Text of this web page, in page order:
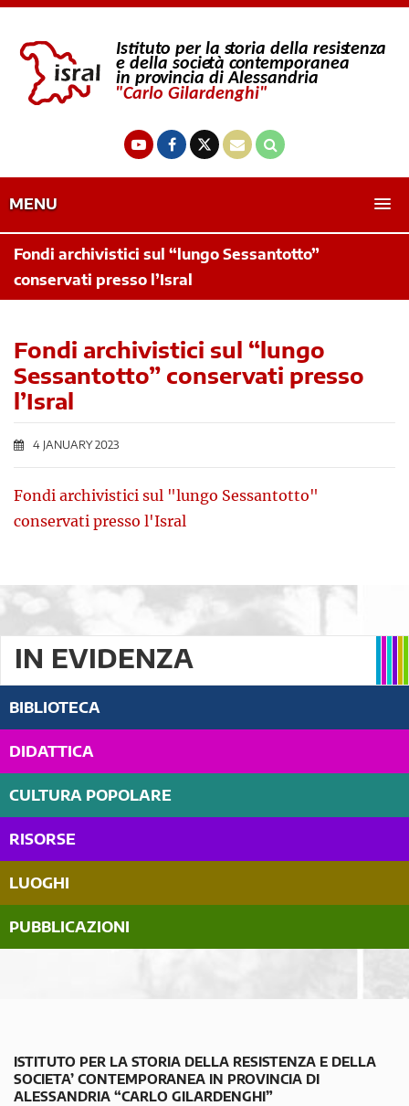
MENU
Fondi archivistici sul “lungo Sessantotto”
conservati presso l’Isral
Fondi archivistici sul “lungo
Sessantotto” conservati presso
l’Isral
4 JANUARY 2023
Fondi archivistici sul "lungo Sessantotto"
conservati presso l'Isral
IN EVIDENZA
BIBLIOTECA
DIDATTICA
CULTURA POPOLARE
RISORSE
LUOGHI
PUBBLICAZIONI
ISTITUTO PER LA STORIA DELLA RESISTENZA E DELLA
SOCIETA’ CONTEMPORANEA IN PROVINCIA DI
ALESSANDRIA “CARLO GILARDENGHI”